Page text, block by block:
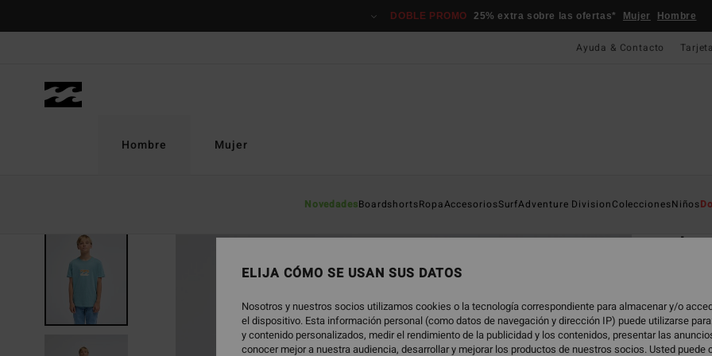
producto
DOBLE PROMO 25% extra sobre las ofertas* Mujer Hombre
Ayuda & Contacto
Hombre
NovedadesBoardshortsRopaAccesoriosSurfAdventure DivisionColeccionesNiños
Mujer
Color
ELIJA CÓMO SE USAN SUS DATOS
Nosotros y nuestros socios utilizamos cookies o la tecnología correspondiente para almacenar y/o
el dispositivo. Esta información personal (como datos de navegación y dirección IP) puede utilizarse
y contenido personalizados, medir el rendimiento de la publicidad y los contenidos, presentar las
conocer mejor a nuestra audiencia, desarrollar y mejorar los productos de nuestros socios. Usted puede